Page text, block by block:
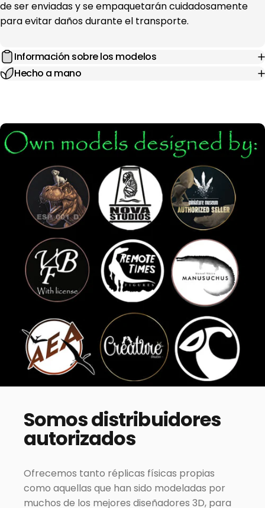
de ser enviadas y se empaquetarán cuidadosamente
para evitar daños durante el transporte.
Información sobre los modelos
Hecho a mano
Somosdistribuidores
autorizados
Ofrecemos tanto réplicas físicas propias
como aquellas que han sido modeladas por
muchos de los mejores diseñadores 3D, para